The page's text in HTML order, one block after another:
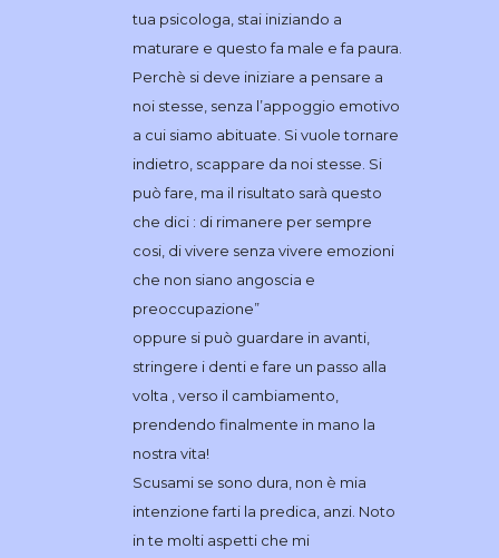
tua psicologa, stai iniziando a
maturare e questo fa male e fa paura.
Perchè si deve iniziare a pensare a
noi stesse, senza l’appoggio emotivo
a cui siamo abituate. Si vuole tornare
indietro, scappare da noi stesse. Si
può fare, ma il risultato sarà questo
che dici : di rimanere per sempre
cosi, di vivere senza vivere emozioni
che non siano angoscia e
preoccupazione”
oppure si può guardare in avanti,
stringere i denti e fare un passo alla
volta , verso il cambiamento,
prendendo finalmente in mano la
nostra vita!
Scusami se sono dura, non è mia
intenzione farti la predica, anzi. Noto
in te molti aspetti che mi